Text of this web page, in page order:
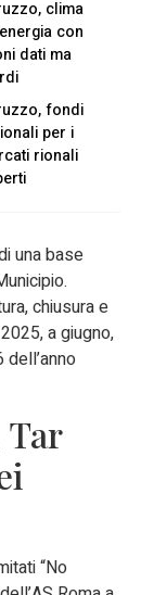
clima
con
dati ma
fondi
per i
rionali
una base
chiusura e
a giugno,
Tar
“No